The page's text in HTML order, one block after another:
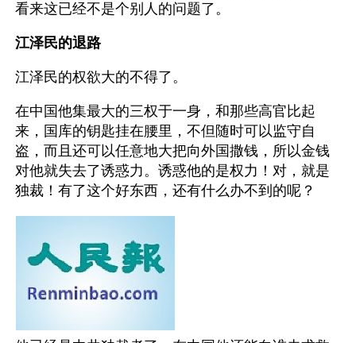
看来这已经不是个别人的问题了。
江泽民的退路
江泽民的权欲大的不得了。
在中国他集最大的三权于一身，和那些高官比起
来，国库的钥匙挂在腰里，不但随时可以监守自
盗，而且还可以任意地大把向外国撒钱，所以金钱
对他就失去了诱惑力。诱惑他的是权力！对，就是
独裁！有了这个好东西，还有什么办不到的呢？